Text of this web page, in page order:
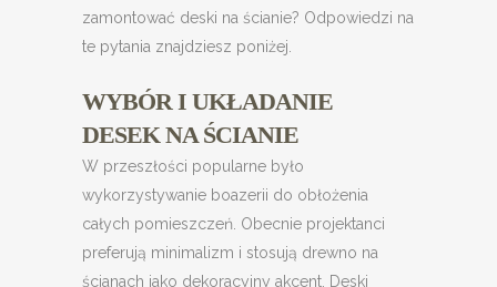
zamontować deski na ścianie? Odpowiedzi na
te pytania znajdziesz poniżej.
WYBÓR I UKŁADANIE
DESEK NA ŚCIANIE
W przeszłości popularne było
wykorzystywanie boazerii do obłożenia
całych pomieszczeń. Obecnie projektanci
preferują minimalizm i stosują drewno na
ścianach jako dekoracyjny akcent. Deski